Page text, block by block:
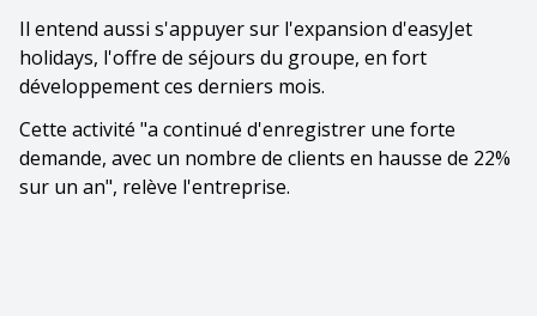
Il entend aussi s'appuyer sur l'expansion d'easyJet
holidays, l'offre de séjours du groupe, en fort
développement ces derniers mois.
Cette activité "a continué d'enregistrer une forte
demande, avec un nombre de clients en hausse de 22%
sur un an", relève l'entreprise.